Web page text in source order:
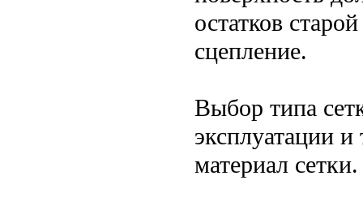
остатков
сцепление.
Выбор типа
эксплуатации
материал сетки.